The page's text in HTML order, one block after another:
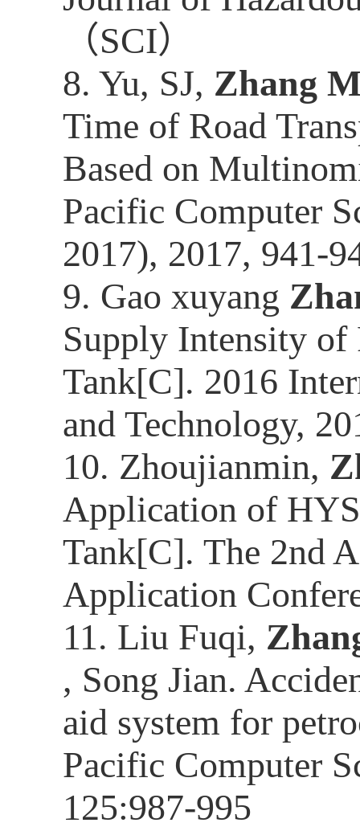
（SCI）
8. Yu, SJ, Zhang
Time of Road
Based on
Pacific Computer
2017), 2017, 941-
9. Gao xuyang
Supply Intensity of
Tank[C]. 2016
and Technology,
10. Zhoujianmin,
Application of
Tank[C]. The 2nd
Application
11. Liu Fuqi,
, Song Jian.
aid system for
Pacific Computer
125:987-995